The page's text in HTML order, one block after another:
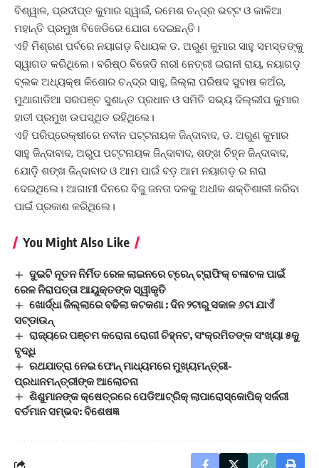
ବିଶ୍ୱାଳ, ପ୍ରଦୀପ୍ତ କୁମାର ସ୍ୱାଇଁ, ରମେଶ ଚନ୍ଦ୍ର ଭଟ୍ଟ ଓ କାଳିଆ
ମହାନ୍ତି ପ୍ରମୁଖ ବିଜେଡିରେ ଯୋଗ ଦେଇଛନ୍ତି।
ଏହି ମିଶ୍ରଣ ପର୍ବରେ ନୟାଗଡ଼ ବିଧାୟକ ଡ. ଅରୁଣ କୁମାର ସାହୁ ସମସ୍ତଙ୍କୁ
ସ୍ୱାଗତ କରିଥିଲେ। ବରିଷ୍ଠ ବିଜେଡି ନାରୀ ନେତ୍ରୀ ଇରାନୀ ରାୟ, ନୟାଗଡ଼
ବ୍ଲକ ଅଧ୍ୟକ୍ଷ କିଶୋର ଚନ୍ଦ୍ର ସାହୁ, ଜିଲ୍ଲା ପରିଷଦ ସୁବାଷ କଅଁର,
ମୁଥାଗାଡିଆ ସରପଞ୍ଚ ସୁଶାନ୍ତ ପ୍ରଧାନ ଓ ସମିତି ସଭ୍ୟ ଦିଲ୍ଲୀପ କୁମାର
ହାତୀ ପ୍ରମୁଖ ଉପସ୍ଥିତ ରହିଥିଲେ।
ଏହି ପରିପ୍ରେକ୍ଷୀରେ ନବୀନ ପଟ୍ଟନାୟକ ଜିନ୍ଦାବାଦ, ଡ. ଅରୁଣ କୁମାର
ସାହୁ ଜିନ୍ଦାବାଦ, ଅରୁପ ପଟ୍ଟନାୟକ ଜିନ୍ଦାବାଦ, ଶଙ୍ଖ ଚିହ୍ନ ଜିନ୍ଦାବାଦ,
ଯୋଡ଼ି ଶଙ୍ଖ ଜିନ୍ଦାବାଦ ଓ ଆମ ପାଇଁ ବଡ଼ ଆମ ନୟାଗଡ଼ ର ନାରା
ଦେଇଥିଲେ। ଆଗାମୀ ଦିନରେ ବିଜୁ ଜନତା ଦଳକୁ ଅଧୀକ ଶକ୍ତିଶାଳୀ କରିବା
ପାଇଁ ପ୍ରକାଶ କରିଥିଲେ।
You Might Also Like
ଦୁଇଟି ନୂତନ ନିର୍ମିତ ରେଳ ଲାଇନରେ ଟ୍ରେନ୍ ଟ୍ରାଫିକ୍ ଚଳାଚଳ ପାଇଁ
ରେଳ ନିରାପତ୍ତା ଆୟୁକ୍ତଙ୍କ ସ୍ୱୀକୃତି
ଖୋର୍ଦ୍ଧା ଜିଲ୍ଲାରେ ବଢିଲା କଟକଣା : ଦିନ ୨ଟାରୁ ସକାଳ ୬ଟା ଯାଏଁ
ସଟ୍‌ଡାଉନ୍
ରାଜ୍ୟରେ ପଞ୍ଚମ କରୋନା ରୋଗୀ ଚିହ୍ନଟ, ସଂକ୍ରମିତଙ୍କ ସଂଖ୍ୟା ୫କୁ
ବୃଦ୍ଧି
ରଥଯାତ୍ରା ନେଇ ଫୋନ୍‌ ମାଧ୍ୟମରେ ମୁଖ୍ୟମନ୍ତ୍ରୀ-
ପ୍ରଧାନମନ୍ତ୍ରୀଙ୍କ ଆଲୋଚନା
ଶିଶୁମାନଙ୍କ କ୍ଷେତ୍ରରେ ପେଡିଆଟ୍ରିକ୍ ଲାପାରୋସ୍କୋପିକ୍ ସର୍ଜରୀ
ବର୍ତମାନ ସମ୍ଭବ: ବିଶେଷଜ୍ଞ